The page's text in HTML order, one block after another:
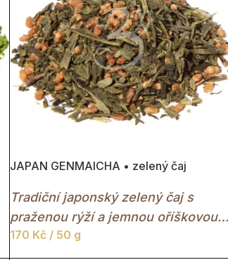
JAPAN GENMAICHA • zelený čaj
Tradiční japonský zelený čaj s
praženou rýží a jemnou oříškovou
chutí.
170 Kč/ 50 g